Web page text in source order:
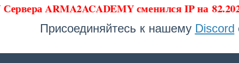
У Сервера ARMA2ACADEMY сменился IP на
Присоединяйтесь к нашему Discord